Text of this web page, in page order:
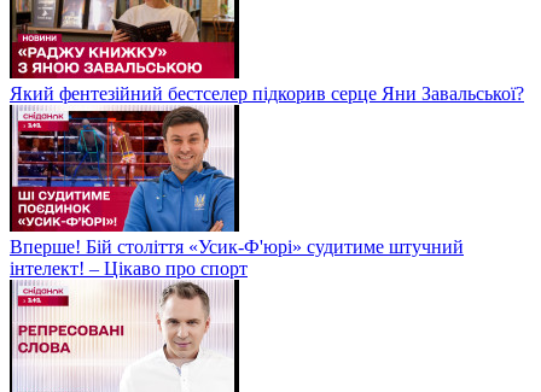
Який фентезійний бестселер підкорив серце Яни Завальської?
Вперше! Бій століття «Усик-Ф'юрі» судитиме штучний
інтелект! – Цікаво про спорт